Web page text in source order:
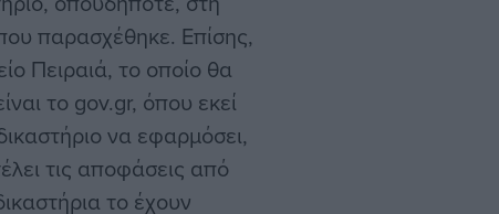
παρασχέθηκε. Επίσης,
Πειραιά, το οποίο θα
το gov.gr, όπου εκεί
να εφαρμόσει,
τις αποφάσεις από
το έχουν